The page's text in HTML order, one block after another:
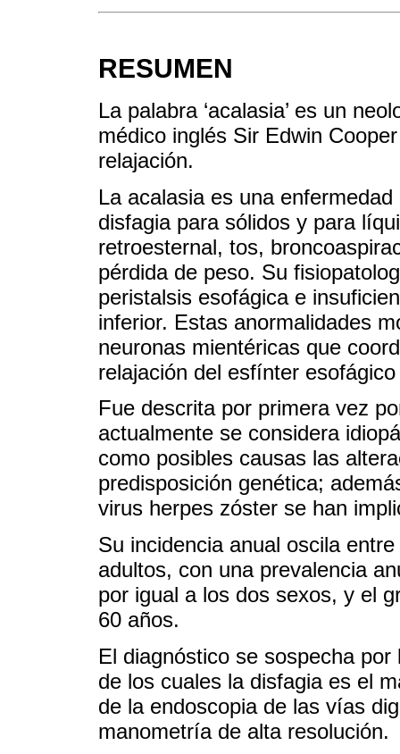
RESUMEN
La palabra ‘acalasia’ es un
médico inglés Sir Edwin
relajación.
La acalasia es una
disfagia para sólidos y para
retroesternal, tos,
pérdida de peso. Su
peristalsis esofágica e
inferior. Estas anormalidades
neuronas mientéricas que
relajación del esfínter
Fue descrita por primera vez
actualmente se considera
como posibles causas las
predisposición genética;
virus herpes zóster se han
Su incidencia anual oscila
adultos, con una prevalencia
por igual a los dos sexos, y el
60 años.
El diagnóstico se sospecha
de los cuales la disfagia es el
de la endoscopia de las vías
manometría de alta resolución.